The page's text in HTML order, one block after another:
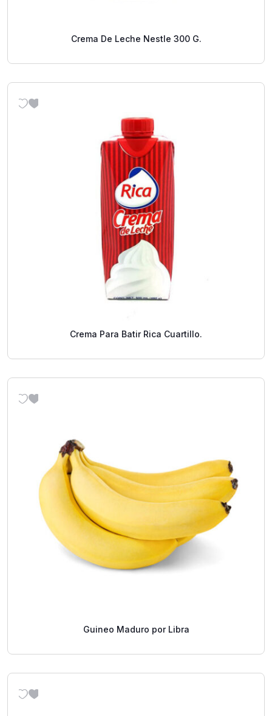
Crema De Leche Nestle 300 G.
Crema Para Batir Rica Cuartillo.
Guineo Maduro por Libra